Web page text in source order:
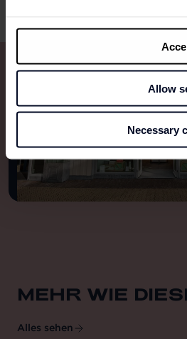
Allow
Necessary
MEHR WIE
Alles sehen